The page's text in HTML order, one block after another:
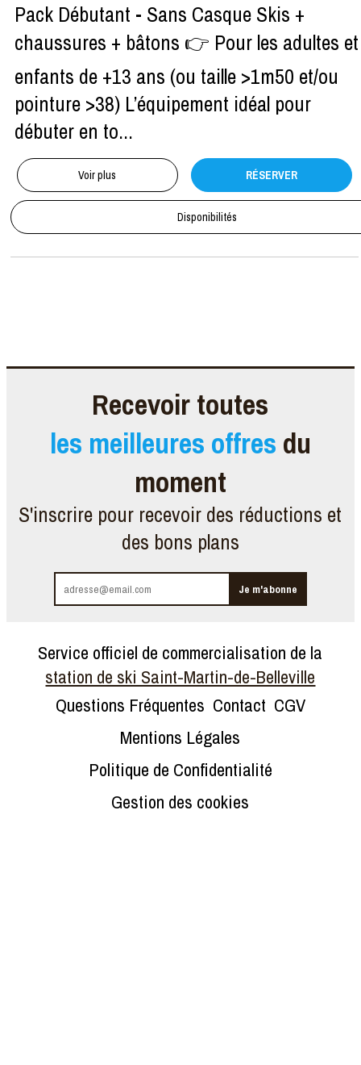
Pack Débutant - Sans Casque Skis +
chaussures + bâtons 👉 Pour les adultes et
enfants de +13 ans (ou taille >1m50 et/ou
pointure >38) L’équipement idéal pour
débuter en to...
Voir plus RÉSERVER
Disponibilités
Recevoir toutes
les meilleures offres du
moment
S'inscrire pour recevoir des réductions et
des bons plans
Service officiel de commercialisation de la
station de ski Saint-Martin-de-Belleville
Questions Fréquentes Contact CGV
Mentions Légales
Politique de Confidentialité
Gestion des cookies